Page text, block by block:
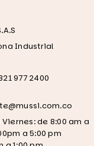
Industrial
977 2400
de 8:00 am a
a 5:00 pm